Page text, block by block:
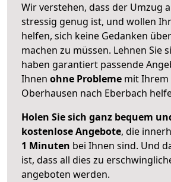
Wir verstehen, dass der Umzug
stressig genug ist, und wollen
helfen, sich keine Gedanken
machen zu müssen. Lehnen Sie
haben garantiert passende
Ihnen ohne Probleme mit Ihrem
Oberhausen nach Eberbach
Holen Sie sich ganz bequem
kostenlose Angebote, die
1 Minuten bei Ihnen sind. Und
ist, dass all dies zu
angeboten werden.